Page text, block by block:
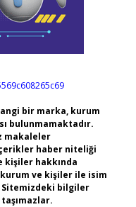
bir marka, kurum
bulunmamaktadır.
makaleler
haber niteliği
kişiler hakkında
kurum ve kişiler ile isim
bilgiler